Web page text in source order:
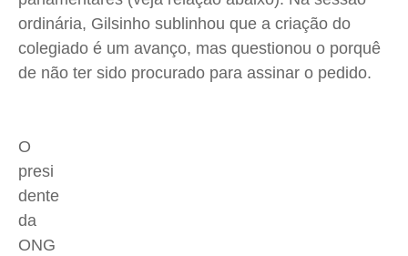
Publicidade Legal
Anuncie
Expediente
Contato
Anuncie
Publicidade Legal
Anuncie
Expediente
Contato
Anuncie
Publicidade Legal
Anuncie
Expediente
Contato
Anuncie
Publicidade Legal
Anuncie
Expediente
Contato
Anuncie
ordinária, Gilsinho sublinhou que a criação do
colegiado é um avanço, mas questionou o porquê
de não ter sido procurado para assinar o pedido.
O
presi
dente
da
ONG